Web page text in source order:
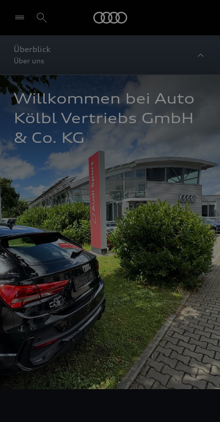
Überblick
Über uns
Willkommen bei Auto
Kölbl Vertriebs GmbH
& Co. KG